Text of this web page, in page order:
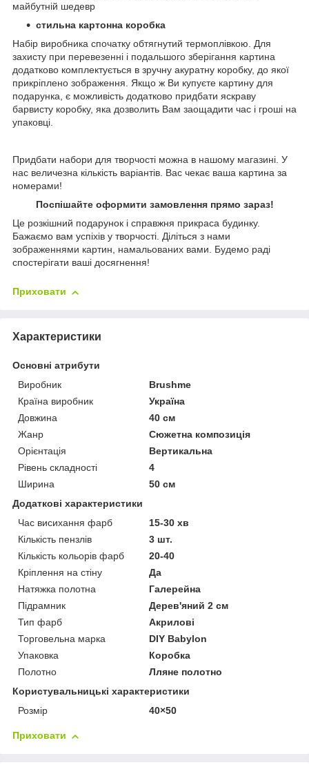
майбутній шедевр
стильна картонна коробка
Набір виробника спочатку обтягнутий термоплівкою. Для
захисту при перевезенні і подальшого зберігання картина
додатково комплектується в зручну акуратну коробку, до якої
прикріплено зображення. Якщо ж Ви купуєте картину для
подарунка, є можливість додатково придбати яскраву
барвисту коробку, яка дозволить Вам заощадити час і гроші на
упаковці.
Придбати набори для творчості можна в нашому магазині. У
нас величезна кількість варіантів. Вас чекає ваша картина за
номерами!
Поспішайте оформити замовлення прямо зараз!
Це розкішний подарунок і справжня прикраса будинку.
Бажаємо вам успіхів у творчості. Діліться з нами
зображеннями картин, намальованих вами. Будемо раді
спостерігати ваші досягнення!
Приховати
Характеристики
Основні атрибути
Виробник
Brushme
Країна виробник
Україна
Довжина
40 см
Жанр
Сюжетна композиція
Орієнтація
Вертикальна
Рівень складності
4
Ширина
50 см
Додаткові характеристики
Час висихання фарб
15-30 хв
Кількість пензлів
3 шт.
Кількість кольорів фарб
20-40
Кріплення на стіну
Да
Натяжка полотна
Галерейна
Підрамник
Дерев'яний 2 см
Тип фарб
Акрилові
Торговельна марка
DIY Babylon
Упаковка
Коробка
Полотно
Лляне полотно
Користувальницькі характеристики
Розмір
40×50
Приховати